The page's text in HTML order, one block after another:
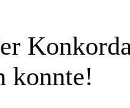
konnte!